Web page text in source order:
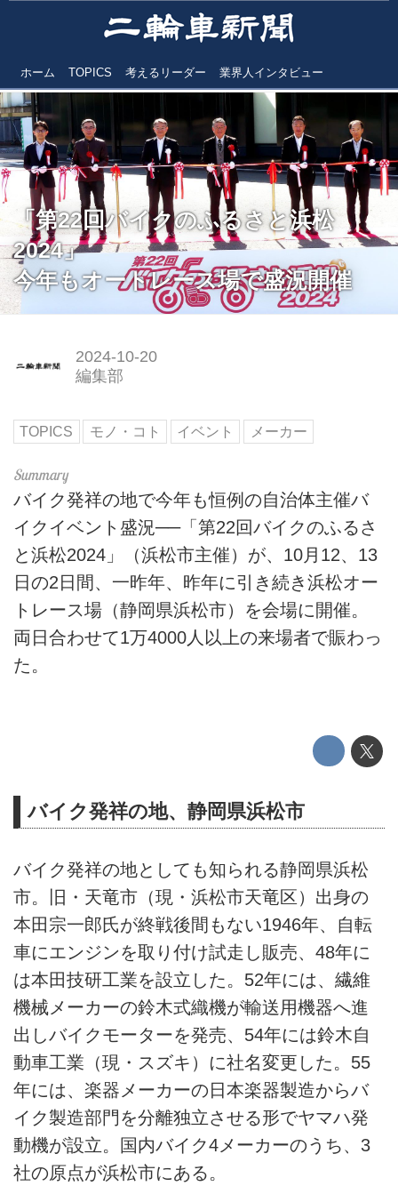
ホーム TOPICS 考えるリーダー 業界人インタビュー
「第22回バイクのふるさと浜松
2024」
今年もオートレース場で盛況開催
2024-10-20
編集部
TOPICS モノ・コト イベント メーカー
バイク発祥の地で今年も恒例の自治体主催バ
イクイベント盛況──「第22回バイクのふるさ
と浜松2024」（浜松市主催）が、10月12、13
日の2日間、一昨年、昨年に引き続き浜松オー
トレース場（静岡県浜松市）を会場に開催。
両日合わせて1万4000人以上の来場者で賑わっ
た。
バイク発祥の地、静岡県浜松市
バイク発祥の地としても知られる静岡県浜松
市。旧・天竜市（現・浜松市天竜区）出身の
本田宗一郎氏が終戦後間もない1946年、自転
車にエンジンを取り付け試走し販売、48年に
は本田技研工業を設立した。52年には、繊維
機械メーカーの鈴木式織機が輸送用機器へ進
出しバイクモーターを発売、54年には鈴木自
動車工業（現・スズキ）に社名変更した。55
年には、楽器メーカーの日本楽器製造からバ
イク製造部門を分離独立させる形でヤマハ発
動機が設立。国内バイク4メーカーのうち、3
社の原点が浜松市にある。